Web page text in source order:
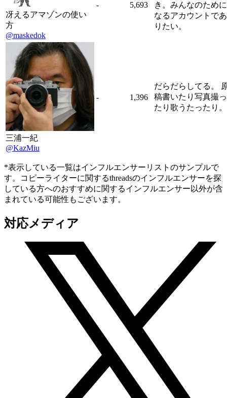
冴えるアマゾンの使い
方
@maskedok
- 5,693
き。みんなのために
なるアカウントであ
りたい。
三浦一紀
@KazMiu
- 1,396
だらだらしてる。
稿書いたり写真撮っ
たり歌うたったり。
*表示している一覧はインフルエンサーリストのサンプルで
す。コピーライターに関するthreadsのインフルエンサーを探
している方へのおすすめに関するインフルエンサー以外が含
まれている可能性もございます。
対応メディア